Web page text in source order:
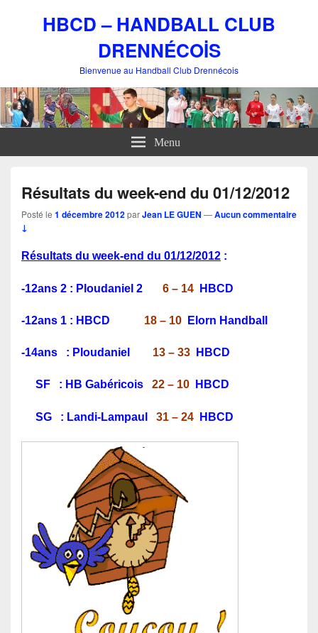
HBCD – HANDBALL CLUB
DRENNÉCOİS
Bienvenue au Handball Club Drennécois
Menu
Résultats du week-end du 01/12/2012
Posté le 1 décembre 2012parJean LE GUEN —Aucun commentaire
↓
Résultats du week-end du 01/12/2012 :
-12ans 2 : Ploudaniel 2 6 – 14 HBCD
-12ans 1 : HBCD 18 – 10 Elorn Handball
-14ans : Ploudaniel 13 – 33 HBCD
SF : HB Gabéricois 22 – 10 HBCD
SG : Landi-Lampaul 31 – 24 HBCD